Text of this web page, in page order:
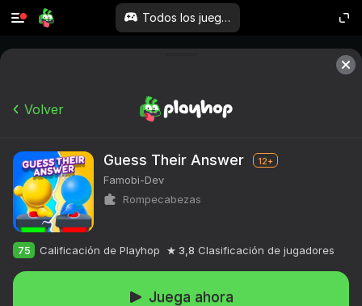
Todos los juegos
Volver
Guess Their Answer 12+
Famobi-Dev
Rompecabezas
75 Calificación de Playhop 3,8 Clasificación de jugadores
Juega ahora